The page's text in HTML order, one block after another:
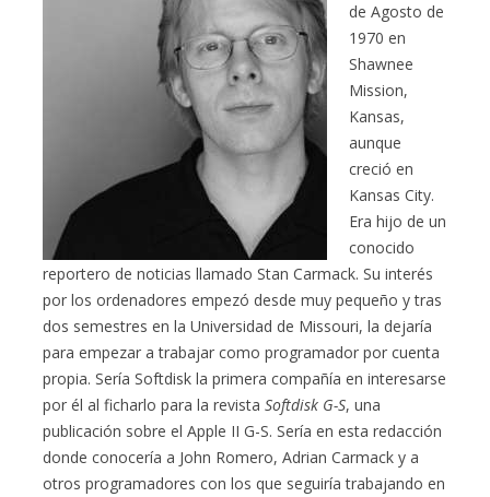
de Agosto de
1970 en
Shawnee
Mission,
Kansas,
aunque
creció en
Kansas City.
Era hijo de un
conocido
reportero de noticias llamado Stan Carmack. Su interés
por los ordenadores empezó desde muy pequeño y tras
dos semestres en la Universidad de Missouri, la dejaría
para empezar a trabajar como programador por cuenta
propia. Sería Softdisk la primera compañía en interesarse
por él al ficharlo para la revistaSoftdisk G-S, una
publicación sobre el Apple II G-S. Sería en esta redacción
donde conocería a John Romero, Adrian Carmack y a
otros programadores con los que seguiría trabajando en